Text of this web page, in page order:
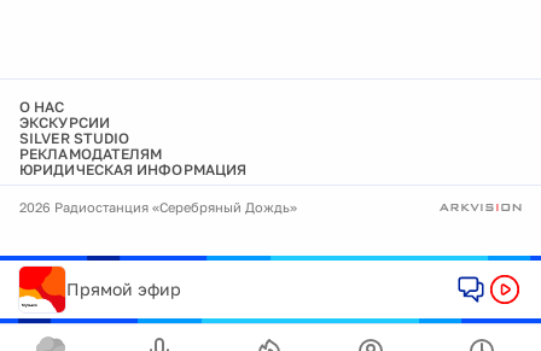
О НАС
ЭКСКУРСИИ
SILVER STUDIO
РЕКЛАМОДАТЕЛЯМ
ЮРИДИЧЕСКАЯ ИНФОРМАЦИЯ
2026 Радиостанция «Серебряный Дождь»
Прямой эфир